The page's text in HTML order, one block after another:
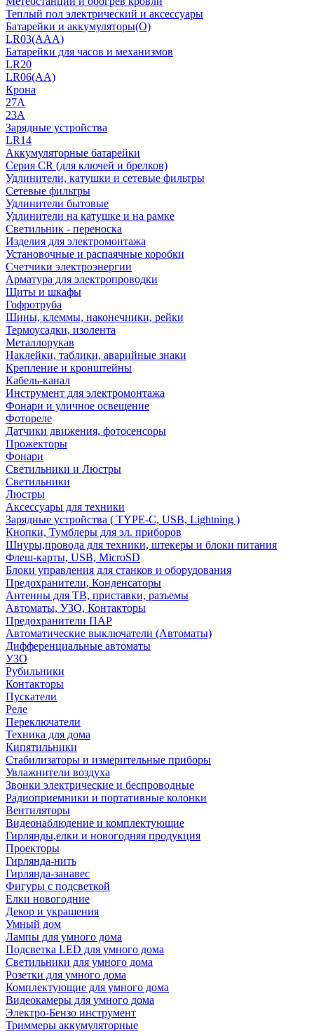
Теплый пол электрический и аксессуары
Батарейки и аккумуляторы(О)
LR03(AAA)
Батарейки для часов и механизмов
LR20
LR06(AA)
Крона
27A
23A
Зарядные устройства
LR14
Аккумуляторные батарейки
Серия CR (для ключей и брелков)
Удлинители, катушки и сетевые фильтры
Сетевые фильтры
Удлинители бытовые
Удлинители на катушке и на рамке
Светильник - переноска
Изделия для электромонтажа
Установочные и распаячные коробки
Счетчики электроэнергии
Арматура для электропроводки
Щиты и шкафы
Гофротруба
Шины, клеммы, наконечники, рейки
Термоусадки, изолента
Металлорукав
Наклейки, таблики, аварийные знаки
Крепление и кронштейны
Кабель-канал
Инструмент для электромонтажа
Фонари и уличное освещение
Фотореле
Датчики движения, фотосенсоры
Прожекторы
Фонари
Светильники и Люстры
Светильники
Люстры
Аксессуары для техники
Зарядные устройства ( TYPE-C, USB, Lightning )
Кнопки, Тумблеры для эл. приборов
Шнуры,провода для техники, штекеры и блоки питания
Флеш-карты, USB, MicroSD
Блоки управления для станков и оборудования
Предохранители, Конденсаторы
Антенны для ТВ, приставки, разъемы
Автоматы, УЗО, Контакторы
Предохранители ПАР
Автоматические выключатели (Автоматы)
Дифференциальные автоматы
УЗО
Рубильники
Контакторы
Пускатели
Реле
Переключатели
Техника для дома
Кипятильники
Стабилизаторы и измерительные приборы
Увлажнители воздуха
Звонки электрические и беспроводные
Радиоприемники и портативные колонки
Вентиляторы
Видеонаблюдение и комплектующие
Гирлянды,елки и новогодняя продукция
Проекторы
Гирлянда-нить
Гирлянда-занавес
Фигуры с подсветкой
Елки новогодние
Декор и украшения
Умный дом
Лампы для умного дома
Подсветка LED для умного дома
Светильники для умного дома
Розетки для умного дома
Комплектующие для умного дома
Видеокамеры для умного дома
Электро-Бензо инструмент
Триммеры аккумуляторные